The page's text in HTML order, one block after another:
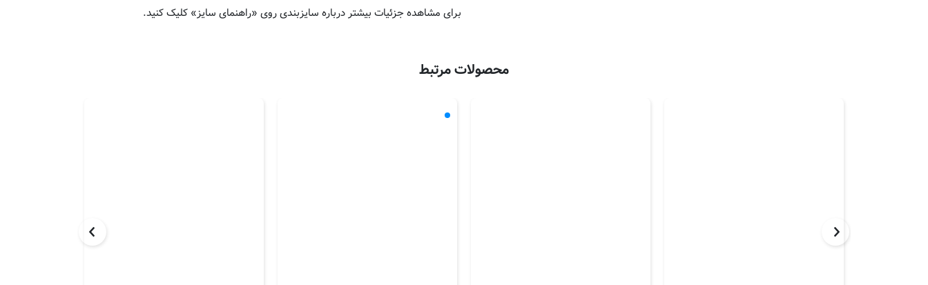
برای مشاهده جزئیات بیشتر درباره سایزبندی روی «راهنمای سایز» کلیک کنید.
محصولات مرتبط